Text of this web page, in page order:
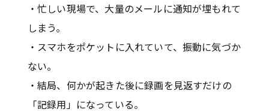
・忙しい現場で、大量のメールに通知が埋もれて
しまう。
・スマホをポケットに入れていて、振動に気づか
ない。
・結局、何かが起きた後に録画を見返すだけの
「記録用」になっている。